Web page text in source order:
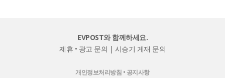
EVPOST와 함께하세요.
제휴 • 광고 문의 | 시승기 게재 문의
개인정보처리방침 • 공지사항